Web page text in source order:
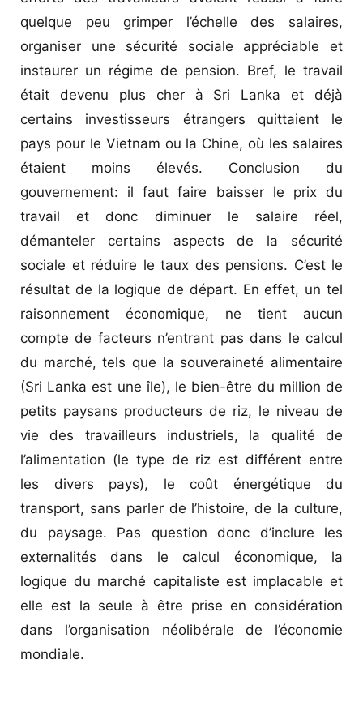
quelque peu grimper l’échelle des salaires,
organiser une sécurité sociale appréciable et
instaurer un régime de pension. Bref, le travail
était devenu plus cher à Sri Lanka et déjà
certains investisseurs étrangers quittaient le
pays pour le Vietnam ou la Chine, où les salaires
étaient moins élevés. Conclusion du
gouvernement: il faut faire baisser le prix du
travail et donc diminuer le salaire réel,
démanteler certains aspects de la sécurité
sociale et réduire le taux des pensions. C’est le
résultat de la logique de départ. En effet, un tel
raisonnement économique, ne tient aucun
compte de facteurs n’entrant pas dans le calcul
du marché, tels que la souveraineté alimentaire
(Sri Lanka est une île), le bien-être du million de
petits paysans producteurs de riz, le niveau de
vie des travailleurs industriels, la qualité de
l’alimentation (le type de riz est différent entre
les divers pays), le coût énergétique du
transport, sans parler de l’histoire, de la culture,
du paysage. Pas question donc d’inclure les
externalités dans le calcul économique, la
logique du marché capitaliste est implacable et
elle est la seule à être prise en considération
dans l’organisation néolibérale de l’économie
mondiale.